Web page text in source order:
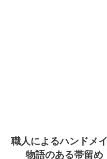
職人によるハンドメ
物語のある帯留め